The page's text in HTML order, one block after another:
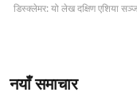
डिस्क्लेमर: यो लेख दक्षिण एशिया
नयाँ समाचार